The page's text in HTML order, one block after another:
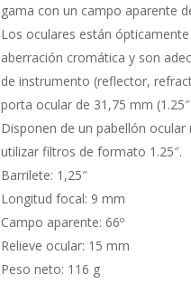
gama con un campo aparente
Los oculares están
aberración cromática y son
de instrumento (reflector,
porta ocular de 31,75 mm
Disponen de un pabellón
utilizar filtros de formato 1.25″.
Barrilete: 1,25″
Longitud focal: 9 mm
Campo aparente: 66º
Relieve ocular: 15 mm
Peso neto: 116 g